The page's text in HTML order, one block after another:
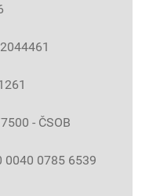
- ČSOB
0040 0785 6539